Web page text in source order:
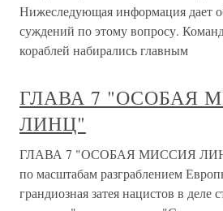
Нижеследующая информация дает
суждений по этому вопросу.
кораблей набирались главным
ГЛАВА 7 "ОСОБАЯ
ЛИНЦ"
ГЛАВА 7 "ОСОБАЯ МИССИЯ
по масштабам разграблением
грандиозная затея нацистов в деле